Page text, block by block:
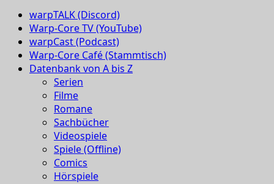
warpTALK (Discord)
Warp-Core TV (YouTube)
warpCast (Podcast)
Warp-Core Café (Stammtisch)
Datenbank von A bis Z
Serien
Filme
Romane
Sachbücher
Videospiele
Spiele (Offline)
Comics
Hörspiele